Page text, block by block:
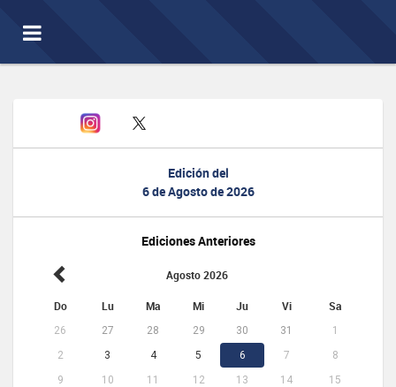
Toggle
navigation
Edición del
6 de Agosto de 2026
Ediciones Anteriores
Agosto 2026
Do Lu Ma Mi Ju Vi Sa
26 27 28 29 30 31
1
2
3 4 5 6 7
8
9
10 11 12 13 14
15